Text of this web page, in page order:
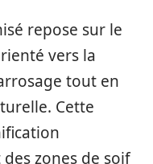
repose sur le
vers la
tout en
Cette
zones de soif